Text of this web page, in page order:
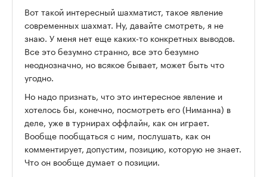
Вот такой интересный шахматист, такое явление
современных шахмат. Ну, давайте смотреть, я не
знаю. У меня нет еще каких-то конкретных выводов.
Все это безумно странно, все это безумно
неоднозначно, но всякое бывает, может быть что
угодно.
Но надо признать, что это интересное явление и
хотелось бы, конечно, посмотреть его (Ниманна) в
деле, уже в турнирах оффлайн, как он играет.
Вообще пообщаться с ним, послушать, как он
комментирует, допустим, позицию, которую не знает.
Что он вообще думает о позиции.